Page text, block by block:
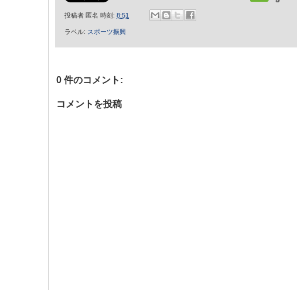
投稿者 匿名 時刻: 8:51
ラベル: スポーツ振興
0 件のコメント:
コメントを投稿